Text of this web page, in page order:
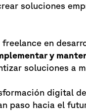
soluciones
en
y
soluciones a
digital
paso hacia el